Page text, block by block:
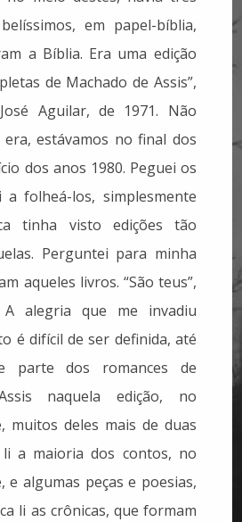
em papel-bíblia,
a Bíblia. Era uma edição
de Machado de Assis”,
Aguilar, de 1971. Não
estávamos no final dos
dos anos 1980. Peguei os
a folheá-los, simplesmente
tinha visto edições tão
Perguntei para minha
aqueles livros. “São teus”,
A alegria que me invadiu
é difícil de ser definida, até
parte dos romances de
naquela edição, no
muitos deles mais de duas
li a maioria dos contos, no
e algumas peças e poesias,
li as crônicas, que formam